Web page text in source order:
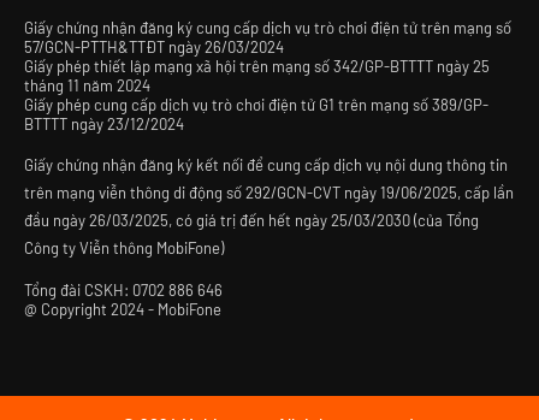
Giấy chứng nhận đăng ký cung cấp dịch vụ trò chơi điện tử trên mạng số
57/GCN-PTTH&TTĐT ngày 26/03/2024
Giấy phép thiết lập mạng xã hội trên mạng số 342/GP-BTTTT ngày 25
tháng 11 năm 2024
Giấy phép cung cấp dịch vụ trò chơi điện tử G1 trên mạng số 389/GP-
BTTTT ngày 23/12/2024
Giấy chứng nhận đăng ký kết nối để cung cấp dịch vụ nội dung thông tin
trên mạng viễn thông di động số 292/GCN-CVT ngày 19/06/2025, cấp lần
đầu ngày 26/03/2025, có giá trị đến hết ngày 25/03/2030 (của Tổng
Công ty Viễn thông MobiFone)
Tổng đài CSKH: 0702 886 646
@ Copyright 2024 - MobiFone